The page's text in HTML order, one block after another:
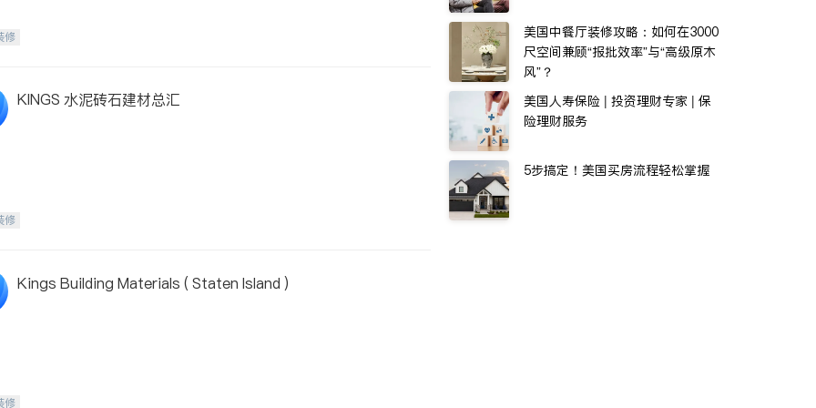
修
KINGS 水泥砖石建材总汇
修
Kings Building Materials ( Staten Island )
修
美国中餐厅装修攻略：如何在3000
尺空间兼顾“报批效率”与“高级原木
风”？
美国人寿保险 | 投资理财专家 | 保
险理财服务
5步搞定！美国买房流程轻松掌握